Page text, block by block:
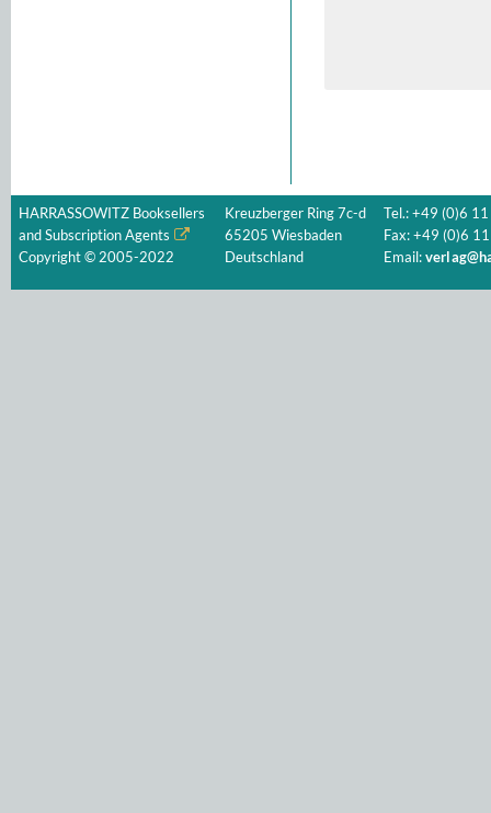
HARRASSOWITZ Booksellers
and Subscription Agents
Copyright © 2005-2022
Kreuzberger Ring 7c-d
65205 Wiesbaden
Deutschland
Tel.: +49 (0)6
Fax: +49 (0)6
Email: